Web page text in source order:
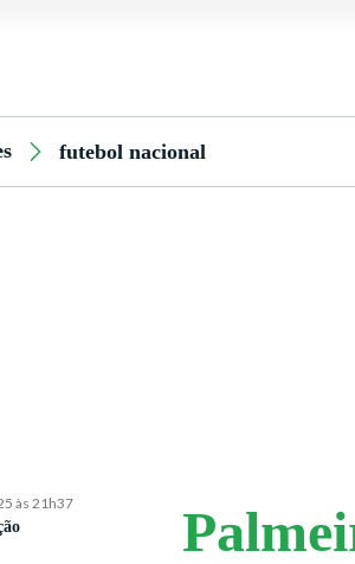
futebol nacional
às 21h37